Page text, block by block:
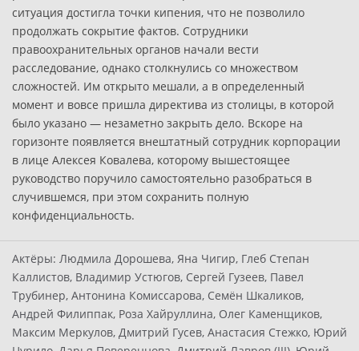
ситуация достигла точки кипения, что не позволило
продолжать сокрытие фактов. Сотрудники
правоохранительных органов начали вести
расследование, однако столкнулись со множеством
сложностей. Им открыто мешали, а в определенный
момент и вовсе пришла директива из столицы, в которой
было указано — незаметно закрыть дело. Вскоре на
горизонте появляется внештатный сотрудник корпорации
в лице Алексея Ковалева, которому вышестоящее
руководство поручило самостоятельно разобраться в
случившемся, при этом сохранить полную
конфиденциальность.
Актёры: Людмила Дорошева, Яна Чигир, Глеб Степан
Каллистов, Владимир Устюгов, Сергей Гузеев, Павел
Трубинер, Антонина Комиссарова, Семён Шкаликов,
Андрей Филиппак, Роза Хайруллина, Олег Каменщиков,
Максим Меркулов, Дмитрий Гусев, Анастасия Стежко, Юрий